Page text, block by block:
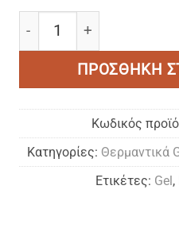
KRÄUTERHOF GEL
ΠΡΟΣΘΉΚΗ
Κωδικός
Κατηγορίες: Θερμαντικά
Ετικέτες: Gel,